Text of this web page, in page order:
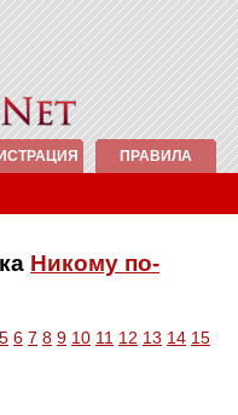
ПРАВИЛА
Никому по-
5 6 7 8 9 10 11 12 13 14 15